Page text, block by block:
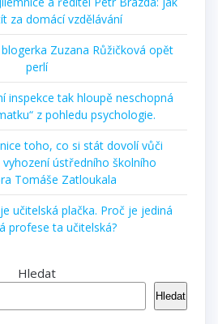
za domácí vzdělávání
Zuzana Růžičková opět
perlí
inspekce tak hloupě neschopná
z pohledu psychologie.
toho, co si stát dovolí vůči
ústředního školního
Tomáše Zatloukala
učitelská plačka. Proč je jediná
profese ta učitelská?
Hledat
Hledat